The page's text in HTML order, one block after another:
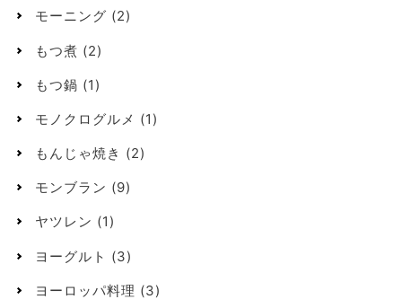
モーニング (2)
もつ煮 (2)
もつ鍋 (1)
モノクログルメ (1)
もんじゃ焼き (2)
モンブラン (9)
ヤツレン (1)
ヨーグルト (3)
ヨーロッパ料理 (3)